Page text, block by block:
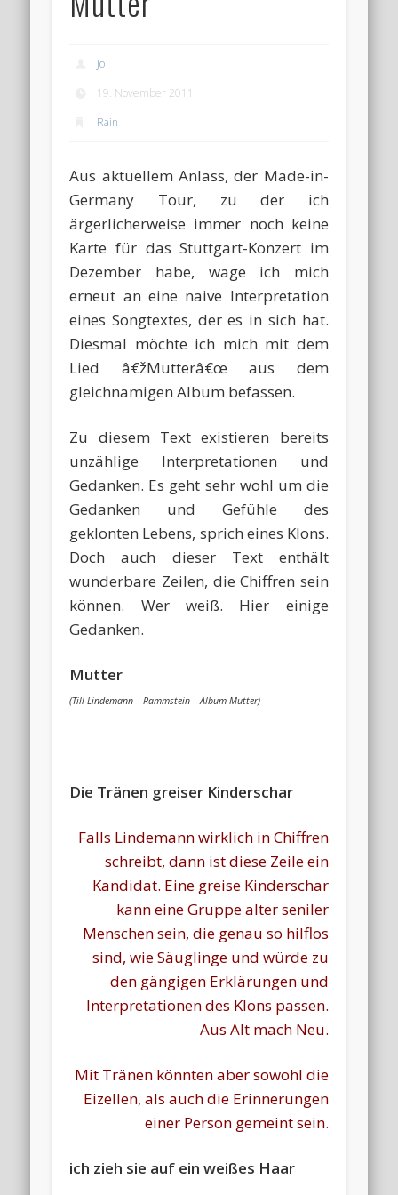
Jo
19. November 2011
Rain
Aus aktuellem Anlass, der Made-in-
Germany Tour, zu der ich
ärgerlicherweise immer noch keine
Karte für das Stuttgart-Konzert im
Dezember habe, wage ich mich
erneut an eine naive Interpretation
eines Songtextes, der es in sich hat.
Diesmal möchte ich mich mit dem
Lied â€žMutterâ€œ aus dem
gleichnamigen Album befassen.
Zu diesem Text existieren bereits
unzählige Interpretationen und
Gedanken. Es geht sehr wohl um die
Gedanken und Gefühle des
geklonten Lebens, sprich eines Klons.
Doch auch dieser Text enthält
wunderbare Zeilen, die Chiffren sein
können. Wer weiß. Hier einige
Gedanken.
Mutter
(Till Lindemann – Rammstein – Album Mutter)
Die Tränen greiser Kinderschar
Falls Lindemann wirklich in Chiffren
schreibt, dann ist diese Zeile ein
Kandidat. Eine greise Kinderschar
kann eine Gruppe alter seniler
Menschen sein, die genau so hilflos
sind, wie Säuglinge und würde zu
den gängigen Erklärungen und
Interpretationen des Klons passen.
Aus Alt mach Neu.
Mit Tränen könnten aber sowohl die
Eizellen, als auch die Erinnerungen
einer Person gemeint sein.
ich zieh sie auf ein weißes Haar